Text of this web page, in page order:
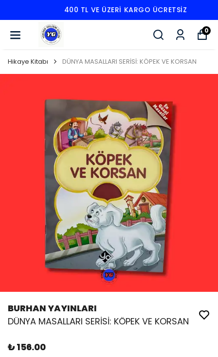
400 TL VE ÜZERI KARGO ÜCRETSIZ
0
Hikaye Kitabı DÜNYA MASALLARI SERİSİ: KÖPEK VE KORSAN
BURHAN YAYINLARI
DÜNYA MASALLARI SERİSİ: KÖPEK VE KORSAN
₺ 156.00